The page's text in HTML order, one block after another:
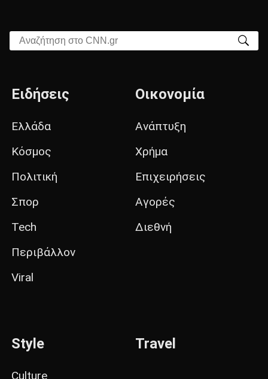
Αναζήτηση στο CNN.gr
Ειδήσεις
Ελλάδα
Κόσμος
Πολιτική
Σπορ
Tech
Περιβάλλον
Viral
Οικονομία
Ανάπτυξη
Χρήμα
Επιχειρήσεις
Αγορές
Διεθνή
Style
Culture
Travel